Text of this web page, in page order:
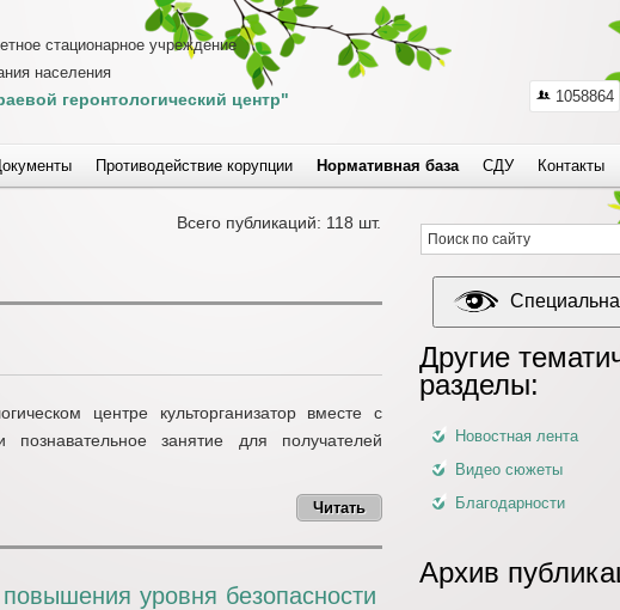
стационарное учреждение
населения
геронтологический центр" 1058864
Противодействие корупции Нормативная база СДУ Контакты
Всего публикаций: 118 шт.
центре культорганизатор вместе с
познавательное занятие для получателей
Читать
уровня безопасности
Другие
разделы:
Новостная лента
Видео сюжеты
Благодарности
Архив